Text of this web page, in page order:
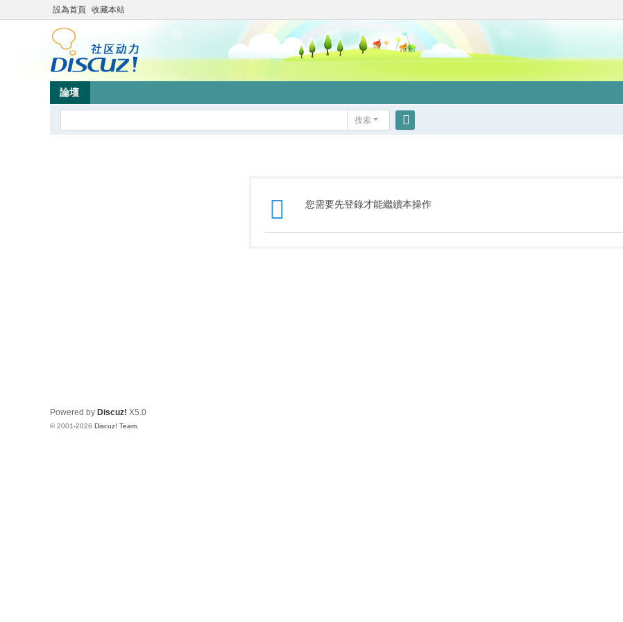
設為首頁 收藏本站
論壇
搜索
您需要先登錄才能繼續本操作
Powered by Discuz! X5.0
© 2001-2026 Discuz! Team